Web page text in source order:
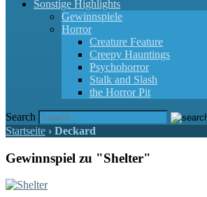
Sonstige Highlights
Gewinnspiele
Horror
Creature Feature
Creepy Hauntings
Psychohorror
Stalk and Slash
the Horror Pit
Search
Startseite › Deckard
Gewinnspiel zu "Shelter"